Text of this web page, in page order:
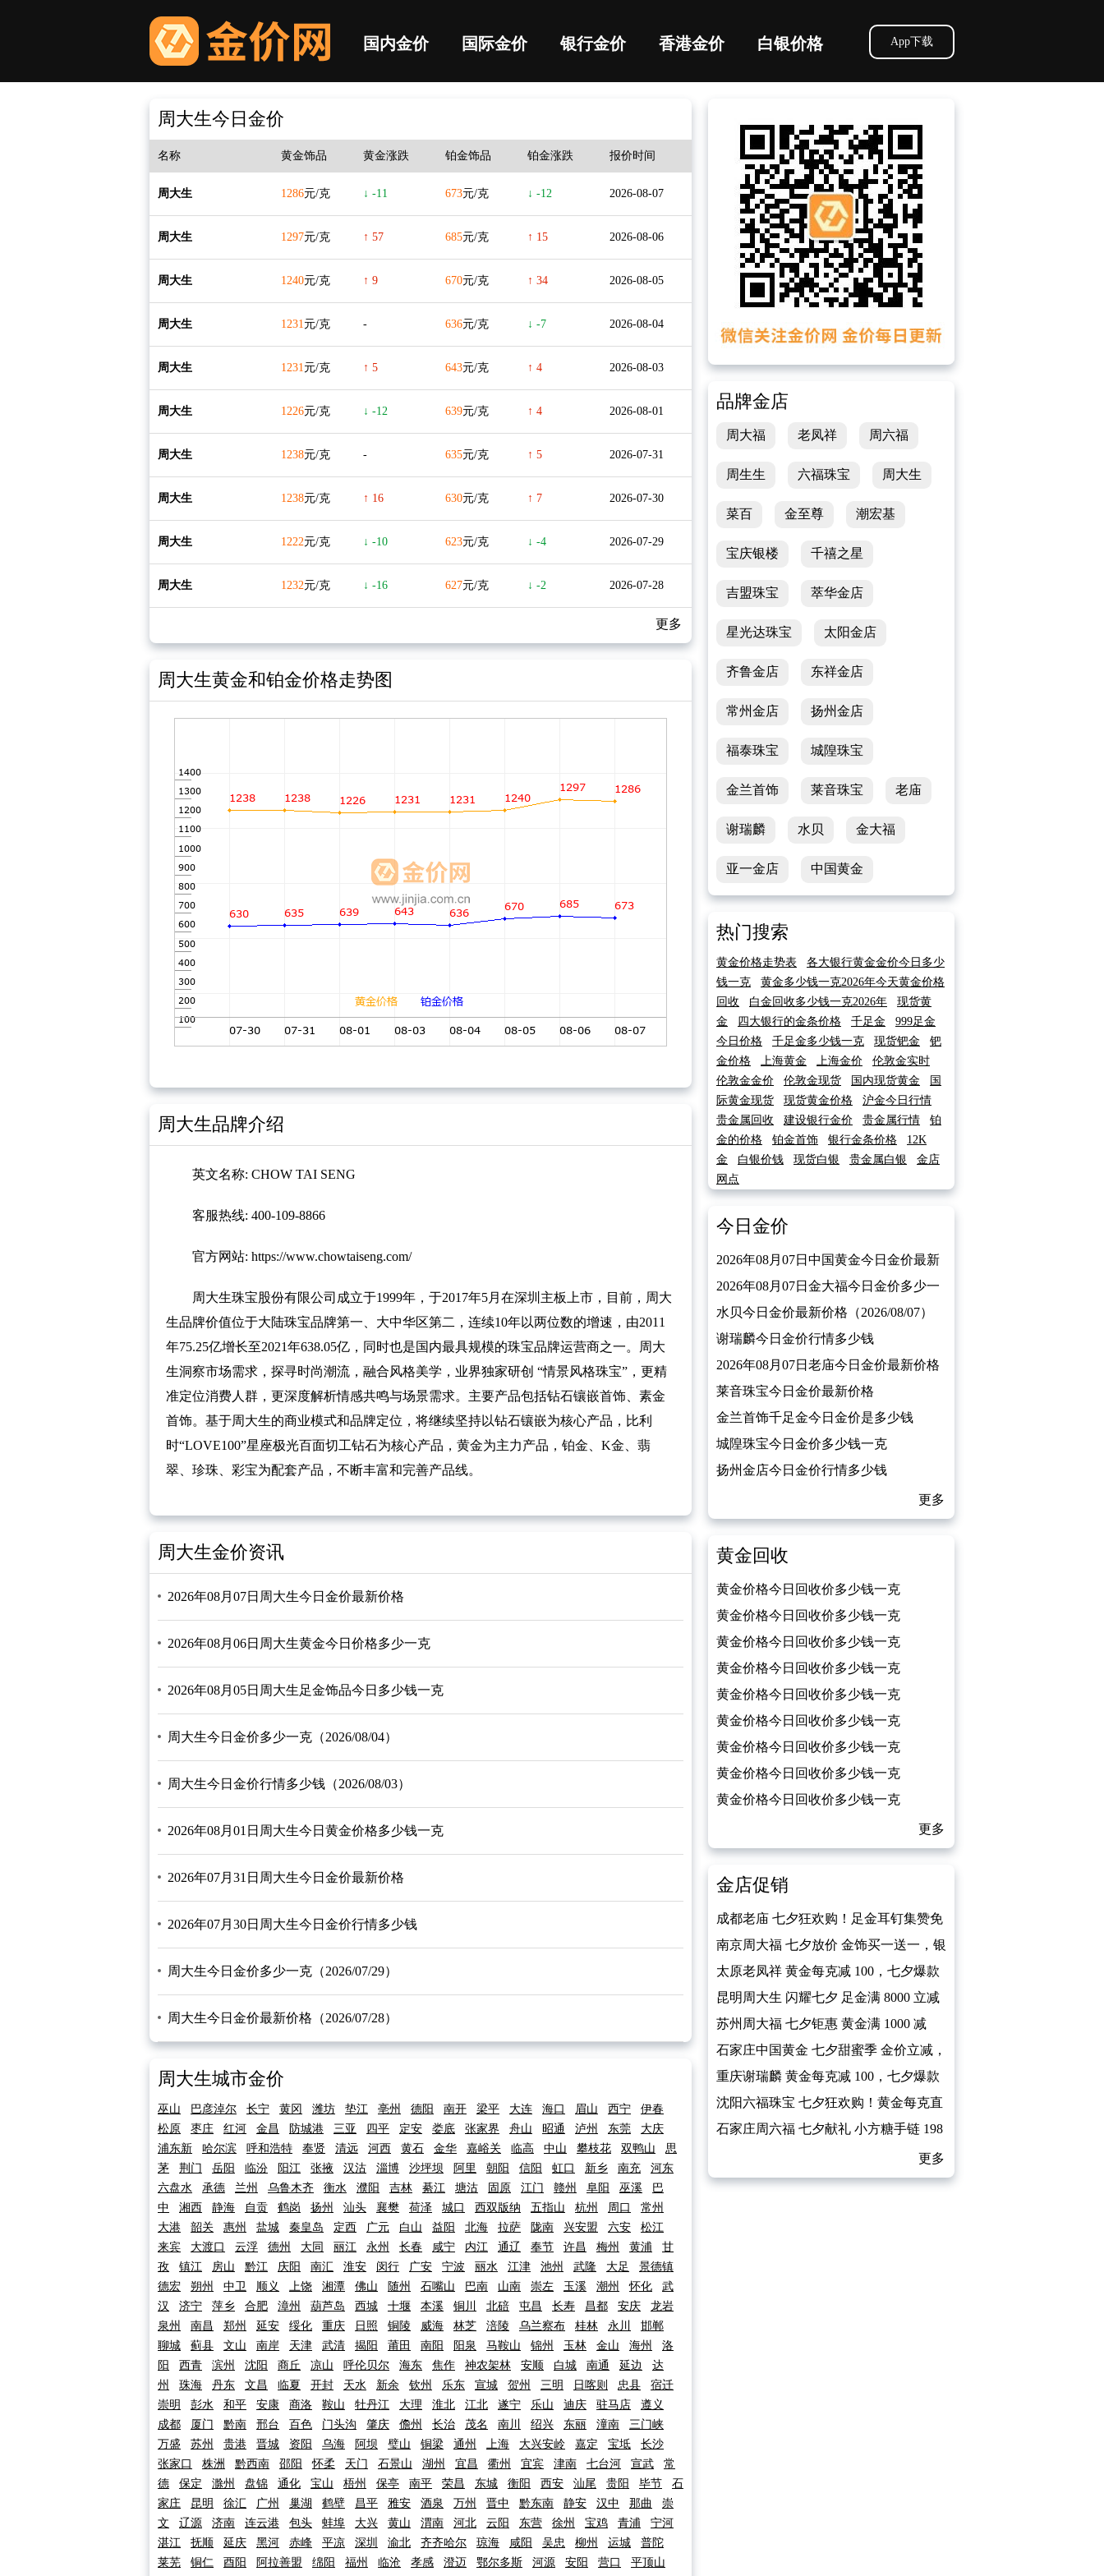
App下载
国内金价 国际金价 银行金价 香港金价 白银价格
周大生今日金价
名称 黄金饰品 黄金涨跌 铂金饰品 铂金涨跌 报价时间
周大生 1286元/克 ↓ -11 673元/克 ↓ -12 2026-08-07
周大生 1297元/克 ↑ 57 685元/克 ↑ 15 2026-08-06
周大生 1240元/克 ↑ 9 670元/克 ↑ 34 2026-08-05
周大生 1231元/克 - 636元/克 ↓ -7 2026-08-04
周大生 1231元/克 ↑ 5 643元/克 ↑ 4 2026-08-03
周大生 1226元/克 ↓ -12 639元/克 ↑ 4 2026-08-01
周大生 1238元/克 - 635元/克 ↑ 5 2026-07-31
周大生 1238元/克 ↑ 16 630元/克 ↑ 7 2026-07-30
周大生 1222元/克 ↓ -10 623元/克 ↓ -4 2026-07-29
周大生 1232元/克 ↓ -16 627元/克 ↓ -2 2026-07-28
更多
周大生黄金和铂金价格走势图
周大生品牌介绍
英文名称: CHOW TAI SENG
客服热线: 400-109-8866
官方网站: https://www.chowtaiseng.com/
周大生珠宝股份有限公司成立于1999年，于2017年5月在深圳主板上市，目前，周大
生品牌价值位于大陆珠宝品牌第一、大中华区第二，连续10年以两位数的增速，由2011
年75.25亿增长至2021年638.05亿，同时也是国内最具规模的珠宝品牌运营商之一。周大
生洞察市场需求，探寻时尚潮流，融合风格美学，业界独家研创 “情景风格珠宝”，更精
准定位消费人群，更深度解析情感共鸣与场景需求。主要产品包括钻石镶嵌首饰、素金
首饰。基于周大生的商业模式和品牌定位，将继续坚持以钻石镶嵌为核心产品，比利
时“LOVE100”星座极光百面切工钻石为核心产品，黄金为主力产品，铂金、K金、翡
翠、珍珠、彩宝为配套产品，不断丰富和完善产品线。
周大生金价资讯
2026年08月07日周大生今日金价最新价格
2026年08月06日周大生黄金今日价格多少一克
2026年08月05日周大生足金饰品今日多少钱一克
周大生今日金价多少一克（2026/08/04）
周大生今日金价行情多少钱（2026/08/03）
2026年08月01日周大生今日黄金价格多少钱一克
2026年07月31日周大生今日金价最新价格
2026年07月30日周大生今日金价行情多少钱
周大生今日金价多少一克（2026/07/29）
周大生今日金价最新价格（2026/07/28）
周大生城市金价
巫山 巴彦淖尔 长宁 黄冈 潍坊 垫江 亳州 德阳 南开 梁平 大连 海口 眉山 西宁
伊春
松原
枣庄 红河 金昌 防城港 三亚 四平 定安 娄底 张家界 舟山 昭通 泸州 东莞
大庆
浦东新
哈尔滨 呼和浩特 奉贤 清远 河西 黄石 金华 嘉峪关 临高 中山 攀枝花 双鸭山
思
茅
荆门 岳阳 临汾 阳江 张掖 汉沽 淄博 沙坪坝 阿里 朝阳 信阳 虹口 新乡 南充
河东
六盘水
承德 兰州 乌鲁木齐 衡水 濮阳 吉林 綦江 塘沽 固原 江门 赣州 阜阳 巫溪
巴
中
湘西 静海 自贡 鹤岗 扬州 汕头 襄樊 荷泽 城口 西双版纳 五指山 杭州 周口
常州
大港
韶关 惠州 盐城 秦皇岛 定西 广元 白山 益阳 北海 拉萨 陇南 兴安盟 六安
松江
来宾
大渡口 云浮 德州 大同 丽江 永州 长春 咸宁 内江 通辽 奉节 许昌 梅州 黄浦
甘
孜
镇江 房山 黔江 庆阳 南汇 淮安 闵行 广安 宁波 丽水 江津 池州 武隆 大足
景德镇
德宏
朔州 中卫 顺义 上饶 湘潭 佛山 随州 石嘴山 巴南 山南 崇左 玉溪 潮州 怀化
武
汉
济宁 萍乡 合肥 漳州 葫芦岛 西城 十堰 本溪 铜川 北碚 屯昌 长寿 昌都 安庆
龙岩
泉州
南昌 郑州 延安 绥化 重庆 日照 铜陵 威海 林芝 涪陵 乌兰察布 桂林 永川
邯郸
聊城
蓟县 文山 南岸 天津 武清 揭阳 莆田 南阳 阳泉 马鞍山 锦州 玉林 金山 海州
洛
阳
西青 滨州 沈阳 商丘 凉山 呼伦贝尔 海东 焦作 神农架林 安顺 白城 南通 延边
达
州
珠海 丹东 文昌 临夏 开封 天水 新余 钦州 乐东 宣城 贺州 三明 日喀则 忠县
宿迁
崇明
彭水 和平 安康 商洛 鞍山 牡丹江 大理 淮北 江北 遂宁 乐山 迪庆 驻马店
遵义
成都
厦门 黔南 邢台 百色 门头沟 肇庆 儋州 长治 茂名 南川 绍兴 东丽 潼南
三门峡
万盛
苏州 贵港 晋城 资阳 乌海 阿坝 璧山 铜梁 通州 上海 大兴安岭 嘉定 宝坻
长沙
张家口
株洲 黔西南 邵阳 怀柔 天门 石景山 湖州 宜昌 衢州 宜宾 津南 七台河 宣武
常
德
保定 滁州 盘锦 通化 宝山 梧州 保亭 南平 荣昌 东城 衡阳 西安 汕尾 贵阳 毕节
石
家庄
昆明 徐汇 广州 巢湖 鹤壁 昌平 雅安 酒泉 万州 晋中 黔东南 静安 汉中 那曲
崇
文
辽源 济南 连云港 包头 蚌埠 大兴 黄山 渭南 河北 云阳 东营 徐州 宝鸡 青浦
宁河
湛江
抚顺 延庆 黑河 赤峰 平凉 深圳 渝北 齐齐哈尔 琼海 咸阳 吴忠 柳州 运城
普陀
莱芜
铜仁 酉阳 阿拉善盟 绵阳 福州 临沧 孝感 澄迈 鄂尔多斯 河源 安阳 营口 平顶山
品牌金店
周大福 老凤祥 周六福
周生生 六福珠宝 周大生
菜百 金至尊 潮宏基
宝庆银楼 千禧之星
吉盟珠宝 萃华金店
星光达珠宝 太阳金店
齐鲁金店 东祥金店
常州金店 扬州金店
福泰珠宝 城隍珠宝
金兰首饰 莱音珠宝 老庙
谢瑞麟 水贝 金大福
亚一金店 中国黄金
热门搜索
黄金价格走势表
各大银行黄金金价今日多少
钱一克
黄金多少钱一克2026年今天黄金价格
回收
白金回收多少钱一克2026年
现货黄
金
四大银行的金条价格 千足金
999足金
今日价格
千足金多少钱一克 现货钯金
钯
金价格
上海黄金 上海金价
伦敦金实时
伦敦金金价
伦敦金现货 国内现货黄金
国
际黄金现货
现货黄金价格
沪金今日行情
贵金属回收
建设银行金价 贵金属行情
铂
金的价格
铂金首饰 银行金条价格
12K
金
白银价钱 现货白银 贵金属白银
金店
网点
今日金价
2026年08月07日中国黄金今日金价最新
价格
2026年08月07日金大福今日金价多少一
克
水贝今日金价最新价格（2026/08/07）
谢瑞麟今日金价行情多少钱
（2026/08/07）
2026年08月07日老庙今日金价最新价格
莱音珠宝今日金价最新价格
（2026/08/07）
金兰首饰千足金今日金价是多少钱
（2026/08/07）
城隍珠宝今日金价多少钱一克
（2026/08/07）
扬州金店今日金价行情多少钱
更多
黄金回收
黄金价格今日回收价多少钱一克
（2026/08/07）
黄金价格今日回收价多少钱一克
（2026/08/06）
黄金价格今日回收价多少钱一克
（2026/08/05）
黄金价格今日回收价多少钱一克
（2026/08/04）
黄金价格今日回收价多少钱一克
（2026/08/03）
黄金价格今日回收价多少钱一克
（2026/08/02）
黄金价格今日回收价多少钱一克
（2026/08/01）
黄金价格今日回收价多少钱一克
（2026/07/31）
黄金价格今日回收价多少钱一克
更多
金店促销
成都老庙 七夕狂欢购！足金耳钉集赞免
费领
南京周大福 七夕放价 金饰买一送一，银
饰免费送
太原老凤祥 黄金每克减 100，七夕爆款
第二件 0 元
昆明周大生 闪耀七夕 足金满 8000 立减
800
苏州周大福 七夕钜惠 黄金满 1000 减
100
石家庄中国黄金 七夕甜蜜季 金价立减，
满 2000 送 300
重庆谢瑞麟 黄金每克减 100，七夕爆款
第二件 0 元
沈阳六福珠宝 七夕狂欢购！黄金每克直
降 120 元
石家庄周六福 七夕献礼 小方糖手链 198
更多